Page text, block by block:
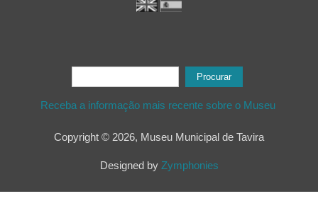
Formulário de procura
Receba a informação mais recente sobre o Museu
Copyright © 2026, Museu Municipal de Tavira
Designed by Zymphonies